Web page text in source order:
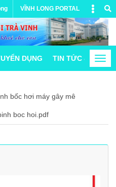
VĨNH LONG PORTAL
DỤNG TIN TỨC & HOẠT
bốc hơi máy gây mê
boc hoi.pdf